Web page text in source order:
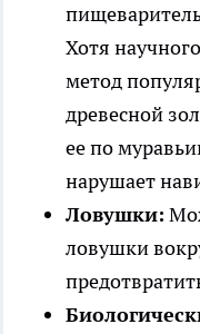
Хотя
метод
древесной
ее по
нарушает
Ловушки:
ловушки